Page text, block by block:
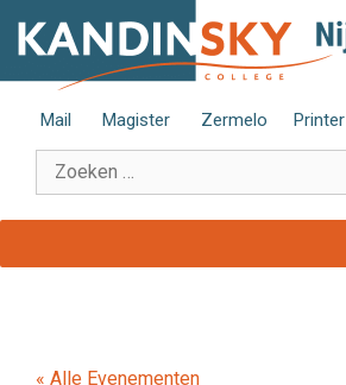
naar
Mail Magister Zermelo Printer
Zoek
naar:
« Alle Evenementen